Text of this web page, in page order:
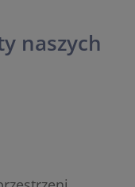
naszych